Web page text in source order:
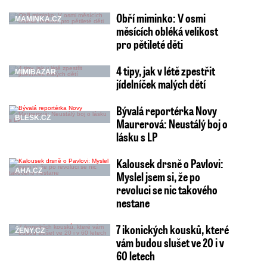
MAMINKA.CZ
Obří miminko: V osmi
měsících obléká velikost
pro pětileté děti
MIMIBAZAR
4 tipy, jak v létě zpestřit
jídelníček malých dětí
BLESK.CZ
Bývalá reportérka Novy
Maurerová: Neustálý boj o
lásku s LP
AHA.CZ
Kalousek drsně o Pavlovi:
Myslel jsem si, že po
revoluci se nic takového
nestane
ŽENY.CZ
7 ikonických kousků, které
vám budou slušet ve 20 i v
60 letech